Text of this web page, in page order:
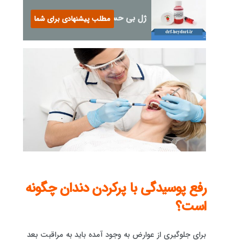
ژل بی حسی دندان کودکان
مطلب پیشنهادی برای شما
رفع پوسیدگی با پرکردن دندان چگونه
است؟
برای جلوگیری از عوارض به وجود آمده باید به مراقبت بعد